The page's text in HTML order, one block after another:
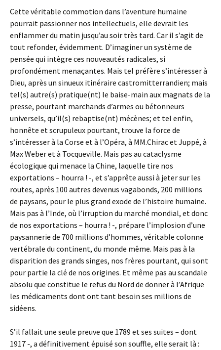
Cette véritable commotion dans l’aventure humaine
pourrait passionner nos intellectuels, elle devrait les
enflammer du matin jusqu’au soir très tard. Car il s’agit de
tout refonder, évidemment. D’imaginer un système de
pensée qui intègre ces nouveautés radicales, si
profondément menaçantes. Mais tel préfère s’intéresser à
Dieu, après un sinueux itinéraire castromitterrandien; mais
tel(s) autre(s) pratique(nt) le baise-main aux magnats de la
presse, pourtant marchands d’armes ou bétonneurs
universels, qu’il(s) rebaptise(nt) mécènes; et tel enfin,
honnête et scrupuleux pourtant, trouve la force de
s’intéresser à la Corse et à l’Opéra, à MM.Chirac et Juppé, à
Max Weber et à Tocqueville. Mais pas au cataclysme
écologique qui menace la Chine, laquelle tire nos
exportations – hourra ! -, et s’apprête aussi à jeter sur les
routes, après 100 autres devenus vagabonds, 200 millions
de paysans, pour le plus grand exode de l’histoire humaine.
Mais pas à l’Inde, où l’irruption du marché mondial, et donc
de nos exportations – hourra ! -, prépare l’implosion d’une
paysannerie de 700 millions d’hommes, véritable colonne
vertébrale du continent, du monde même. Mais pas à la
disparition des grands singes, nos frères pourtant, qui sont
pour partie la clé de nos origines. Et même pas au scandale
absolu que constitue le refus du Nord de donner à l’Afrique
les médicaments dont ont tant besoin ses millions de
sidéens.
S’il fallait une seule preuve que 1789 et ses suites – dont
1917 -, a définitivement épuisé son souffle, elle serait là :